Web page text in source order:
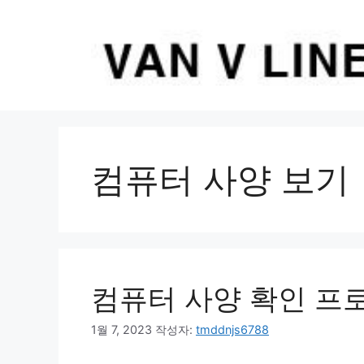
컴퓨터 사양 보기
컴퓨터 사양 확인 프
1월 7, 2023 작성자: tmddnjs6788